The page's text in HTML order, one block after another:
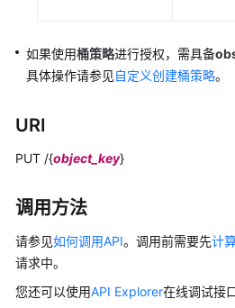
象
元
获
象
元
如果使用桶策略进行授权， 需具备
具体操作请参见自定义创建桶策略。
URI
PUT /{object_key}
调用方法
请参见如何调用API。调用前需要先计
请求中。
您还可以使用API Explorer在线调试接口